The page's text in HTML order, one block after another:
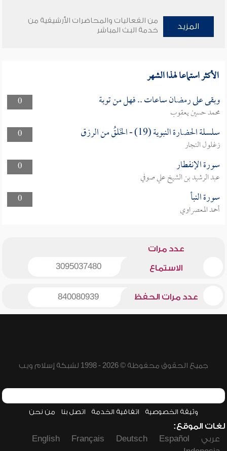
المزيد
من الفعاليات والمحاضرات الأرشيفية من
خدمة البث المباشر
الأكثر استماعا لهذا الشهر
0 وبقى على رمضان ساعات .. فهل من توبة
محمد حسين يعقوب
0
سلسلة الحضارة النبوية (19) - الخَلقُ من الرزق
زغلول النجار
0
سورة الإنفطار
عبد الرشيد بن الشيخ علي صوفي
0
سورة النبأ
أحمد المعصراوي
عدد مرات
الاستماع 3095037480
عدد مرات الحفظ 840080939
جميع الحقوق محفوظة © 2026 - 1998 لشبكة إسلام ويب
وثيقة الخصوصية اتفاقية الخدمة اتصل بنا من نحن
لغات الموقع:
عربي
Español
Deutsch
Français
English